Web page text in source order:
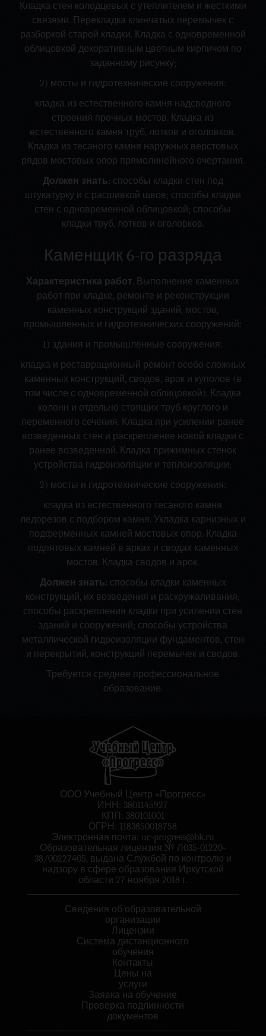
Кладка стен колодцевых с утеплителем и жесткими
связями. Перекладка клинчатых перемычек с
разборкой старой кладки. Кладка с одновременной
облицовкой декоративным цветным кирпичом по
заданному рисунку;
2) мосты и гидротехнические сооружения:
кладка из естественного камня надсводного
строения прочных мостов. Кладка из
естественного камня труб, лотков и оголовков.
Кладка из тесаного камня наружных верстовых
рядов мостовых опор прямолинейного очертания.
Должен знать: способы кладки стен под
штукатурку и с расшивкой швов; способы кладки
стен с одновременной облицовкой; способы
кладки труб, лотков и оголовков.
Каменщик 6-го разряда
Характеристика работ. Выполнение каменных
работ при кладке, ремонте и реконструкции
каменных конструкций зданий, мостов,
промышленных и гидротехнических сооружений:
1) здания и промышленные сооружения:
кладка и реставрационный ремонт особо сложных
каменных конструкций, сводов, арок и куполов (в
том числе с одновременной облицовкой). Кладка
колонн и отдельно стоящих труб круглого и
переменного сечения. Кладка при усилении ранее
возведенных стен и раскрепление новой кладки с
ранее возведенной. Кладка прижимных стенок
устройства гидроизоляции и теплоизоляции;
2) мосты и гидротехнические сооружения:
кладка из естественного тесаного камня
ледорезов с подбором камня. Укладка карнизных и
подферменных камней мостовых опор. Кладка
подпятовых камней в арках и сводах каменных
мостов. Кладка сводов и арок.
Должен знать: способы кладки каменных
конструкций, их возведения и раскружаливания;
способы раскрепления кладки при усилении стен
зданий и сооружений; способы устройства
металлической гидроизоляции фундаментов, стен
и перекрытий, конструкций перемычек и сводов.
Требуется среднее профессиональное
образование.
ООО Учебный Центр «Прогресс»
ИНН: 3801145927
КПП: 380101001
ОГРН: 1183850018758
Электронная почта: uc-progress@bk.ru
Образовательная лицензия № Л035-01220-
38/00227405, выдана Службой по контролю и
надзору в сфере образования Иркутской
области 27 ноября 2018 г.
Сведения об образовательной
организации
Лицензии
Система дистанционного
обучения
Контакты
Цены на
услуги
Заявка на обучение
Проверка подлинности
документов